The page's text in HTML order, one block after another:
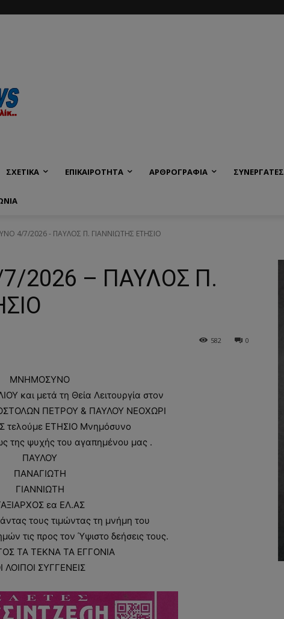
ΣΧΕΤΙΚΑ ΕΠΙΚΑΙΡΟΤΗΤΑ ΑΡΘΡΟΓΡΑΦΙΑ ΣΥΝΕΡΓΑΤΕΣ
4/7/2026 - ΠΑΥΛΟΣ Π. ΓΙΑΝΝΙΩΤΗΣ ΕΤΗΣΙΟ
2026 – ΠΑΥΛΟΣ Π.
0
582
ΜΝΗΜΟΣΥΝΟ
και μετά τη Θεία Λειτουργία στον
ΠΕΤΡΟΥ & ΠΑΥΛΟΥ ΝΕΟΧΩΡΙ
τελούμε ΕΤΗΣΙΟ Μνημόσυνο
της ψυχής του αγαπημένου μας .
ΠΑΥΛΟΥ
ΠΑΝΑΓΙΩΤΗ
ΓΙΑΝΝΙΩΤΗ
εα ΕΛ.ΑΣ
τους τιμώντας τη μνήμη του
τις προς τον Ύψιστο δεήσεις τους.
ΤΑ ΤΕΚΝΑ ΤΑ ΕΓΓΟΝΙΑ
ΛΟΙΠΟΙ ΣΥΓΓΕΝΕΙΣ